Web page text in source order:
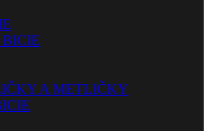
A METLIČKY